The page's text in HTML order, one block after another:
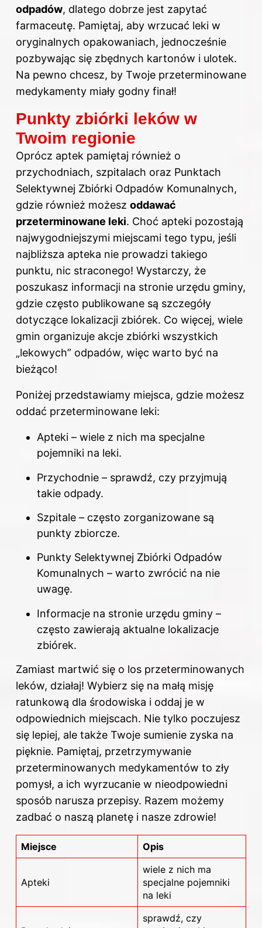
odpadów, dlatego dobrze jest zapytać
farmaceutę. Pamiętaj, aby wrzucać leki w
oryginalnych opakowaniach, jednocześnie
pozbywając się zbędnych kartonów i ulotek.
Na pewno chcesz, by Twoje przeterminowane
medykamenty miały godny finał!
Punkty zbiórki leków w
Twoim regionie
Oprócz aptek pamiętaj również o
przychodniach, szpitalach oraz Punktach
Selektywnej Zbiórki Odpadów Komunalnych,
gdzie również możesz oddawać
przeterminowane leki. Choć apteki pozostają
najwygodniejszymi miejscami tego typu, jeśli
najbliższa apteka nie prowadzi takiego
punktu, nic straconego! Wystarczy, że
poszukasz informacji na stronie urzędu gminy,
gdzie często publikowane są szczegóły
dotyczące lokalizacji zbiórek. Co więcej, wiele
gmin organizuje akcje zbiórki wszystkich
„lekowych” odpadów, więc warto być na
bieżąco!
Poniżej przedstawiamy miejsca, gdzie możesz
oddać przeterminowane leki:
Apteki – wiele z nich ma specjalne
pojemniki na leki.
Przychodnie – sprawdź, czy przyjmują
takie odpady.
Szpitale – często zorganizowane są
punkty zbiorcze.
Punkty Selektywnej Zbiórki Odpadów
Komunalnych – warto zwrócić na nie
uwagę.
Informacje na stronie urzędu gminy –
często zawierają aktualne lokalizacje
zbiórek.
Zamiast martwić się o los przeterminowanych
leków, działaj! Wybierz się na małą misję
ratunkową dla środowiska i oddaj je w
odpowiednich miejscach. Nie tylko poczujesz
się lepiej, ale także Twoje sumienie zyska na
pięknie. Pamiętaj, przetrzymywanie
przeterminowanych medykamentów to zły
pomysł, a ich wyrzucanie w nieodpowiedni
sposób narusza przepisy. Razem możemy
zadbać o naszą planetę i nasze zdrowie!
Miejsce Opis
Apteki
wiele z nich ma
specjalne pojemniki
na leki
sprawdź, czy